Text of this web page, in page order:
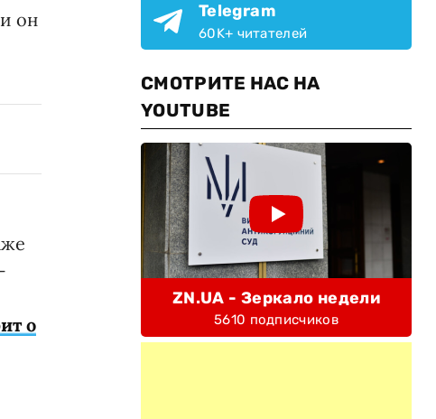
он
о
Telegram
60K+ читателей
СМОТРИТЕ НАС НА
YOUTUBE
ZN.UA - Зеркало недели
5610 подписчиков